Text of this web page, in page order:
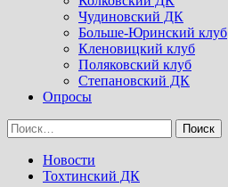
Чудиновский ДК
Больше-Юринский клуб
Кленовицкий клуб
Поляковский клуб
Степановский ДК
Опросы
Найти:
Новости
Тохтинский ДК